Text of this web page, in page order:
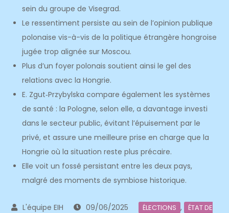
sein du groupe de Visegrad.
Le ressentiment persiste au sein de l’opinion publique
polonaise vis-à-vis de la politique étrangère hongroise
jugée trop alignée sur Moscou.
Plus d’un foyer polonais soutient ainsi le gel des
relations avec la Hongrie.
E. Zgut‑Przybylska compare également les systèmes
de santé : la Pologne, selon elle, a davantage investi
dans le secteur public, évitant l’épuisement par le
privé, et assure une meilleure prise en charge que la
Hongrie où la situation reste plus précaire.
Elle voit un fossé persistant entre les deux pays,
malgré des moments de symbiose historique.
09/06/2025 ÉLECTIONS ,
ÉTAT DE